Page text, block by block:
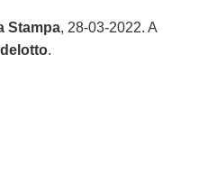
Stampa, 28-03-2022. A
.